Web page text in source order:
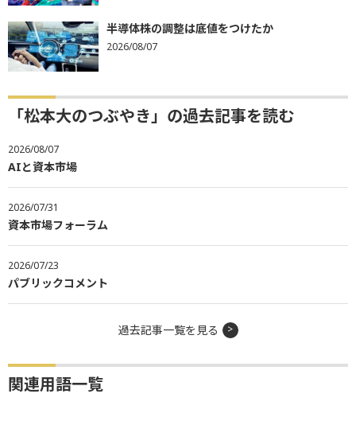
半導体株の調整は底値をつけたか
2026/08/07
「松本大のつぶやき」の過去記事を読む
2026/08/07
AIと資本市場
2026/07/31
資本市場フォーラム
2026/07/23
パブリックコメント
過去記事一覧を見る
関連用語一覧